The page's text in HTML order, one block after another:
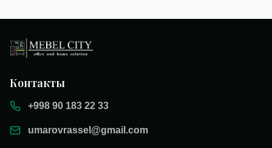
Контакты
+998 90 183 22 33
umarovrassel@gmail.com